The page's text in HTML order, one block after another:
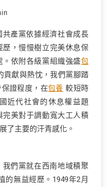
產黨依據經濟社會成長
，慢慢樹立完美休息保
依附各級黨組織強盛包
貢獻與熱忱，我們黨腳踏
證程度，在包養 較短時
近代社會的休息權益題
完美對于調動寬大工人積
了主要的汗青感化。
們黨就在西南地域積聚
的無益經歷。1949年2月